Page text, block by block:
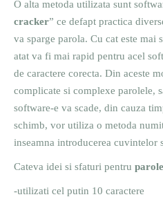
O alta metoda utilizata sunt
cracker” ce defapt practica
va sparge parola. Cu cat este mai
atat va fi mai rapid pentru acel
de caractere corecta. Din aceste
complicate si complexe parolele,
software-e va scade, din cauza
schimb, vor utiliza o metoda
inseamna introducerea cuvintelor
Cateva idei si sfaturi pentru
-utilizati cel putin 10 caractere